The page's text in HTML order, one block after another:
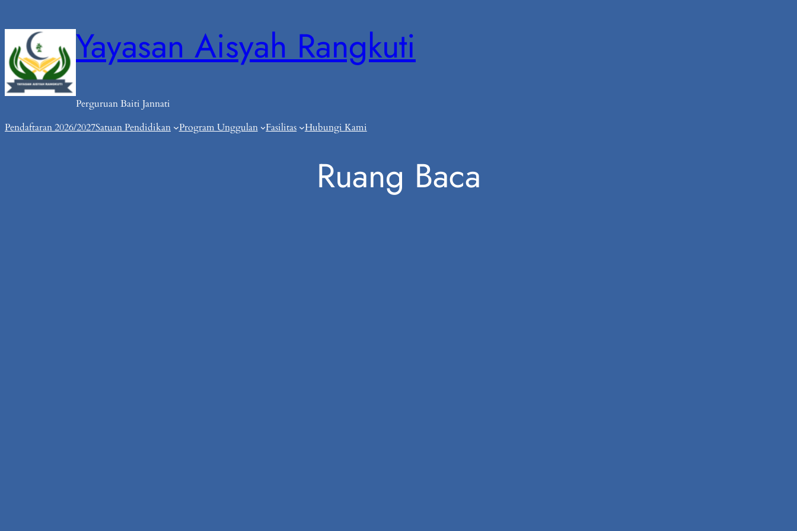
to
content
Yayasan Aisyah Rangkuti
Perguruan Baiti Jannati
Pendaftaran 2026/2027Satuan Pendidikan Program Unggulan Fasilitas Hubungi Kami
Ruang Baca